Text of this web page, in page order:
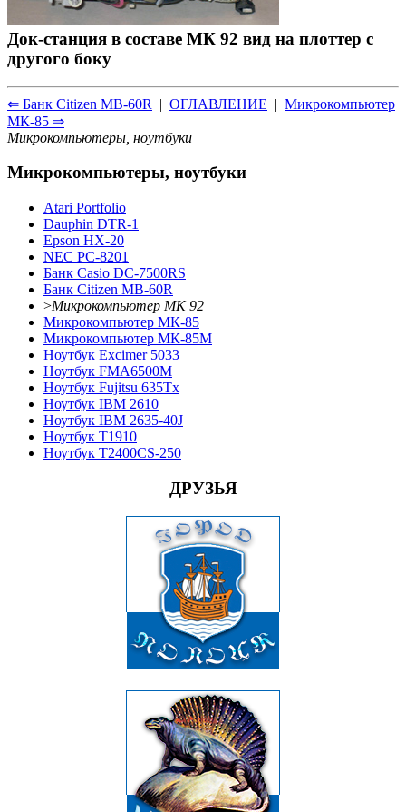
Док-станция в составе МК 92 вид на плоттер с
другого боку
⇐ Банк Citizen MB-60R | ОГЛАВЛЕНИЕ | Микрокомпьютер
МК-85 ⇒
Микрокомпьютеры, ноутбуки
Микрокомпьютеры, ноутбуки
Atari Portfolio
Dauphin DTR-1
Epson HX-20
NEC PC-8201
Банк Casio DC-7500RS
Банк Citizen MB-60R
>Микрокомпьютер МК 92
Микрокомпьютер МК-85
Микрокомпьютер МК-85М
Ноутбук Excimer 5033
Ноутбук FMA6500M
Ноутбук Fujitsu 635Tx
Ноутбук IBM 2610
Ноутбук IBM 2635-40J
Ноутбук T1910
Ноутбук T2400CS-250
ДРУЗЬЯ